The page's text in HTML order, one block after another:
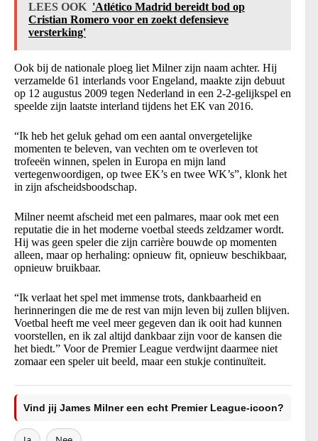
LEES OOK 'Atlético Madrid bereidt bod op
Cristian Romero voor en zoekt defensieve
versterking'
Ook bij de nationale ploeg liet Milner zijn naam achter. Hij
verzamelde 61 interlands voor Engeland, maakte zijn debuut
op 12 augustus 2009 tegen Nederland in een 2-2-gelijkspel en
speelde zijn laatste interland tijdens het EK van 2016.
“Ik heb het geluk gehad om een aantal onvergetelijke
momenten te beleven, van vechten om te overleven tot
trofeeën winnen, spelen in Europa en mijn land
vertegenwoordigen, op twee EK’s en twee WK’s”, klonk het
in zijn afscheidsboodschap.
Milner neemt afscheid met een palmares, maar ook met een
reputatie die in het moderne voetbal steeds zeldzamer wordt.
Hij was geen speler die zijn carrière bouwde op momenten
alleen, maar op herhaling: opnieuw fit, opnieuw beschikbaar,
opnieuw bruikbaar.
“Ik verlaat het spel met immense trots, dankbaarheid en
herinneringen die me de rest van mijn leven bij zullen blijven.
Voetbal heeft me veel meer gegeven dan ik ooit had kunnen
voorstellen, en ik zal altijd dankbaar zijn voor de kansen die
het biedt.” Voor de Premier League verdwijnt daarmee niet
zomaar een speler uit beeld, maar een stukje continuïteit.
Vind jij James Milner een echt Premier League-icoon?